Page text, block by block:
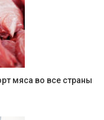
мяса во все страны